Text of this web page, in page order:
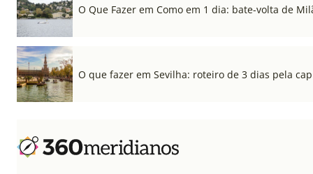
O Que Fazer em Como em 1 dia: bate-volta de
O que fazer em Sevilha: roteiro de 3 dias pela